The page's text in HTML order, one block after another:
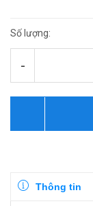
Số lượng:
-
Thông tin